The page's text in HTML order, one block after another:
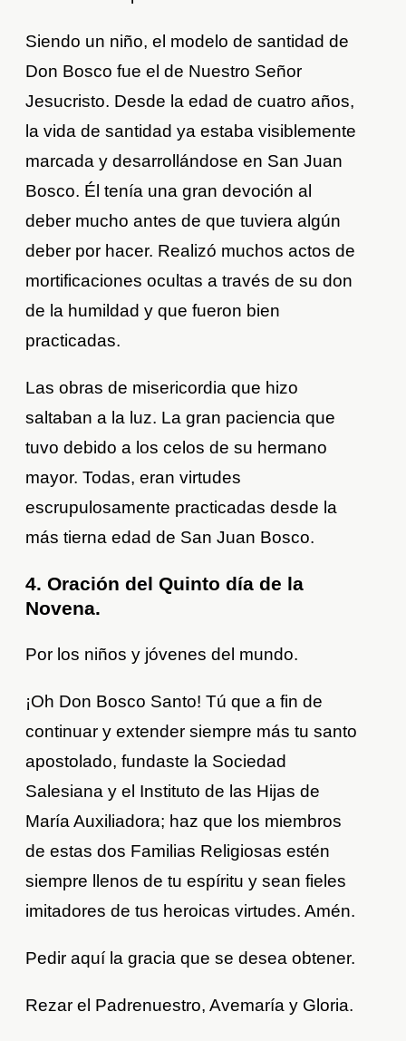
Siendo un niño, el modelo de santidad de
Don Bosco fue el de Nuestro Señor
Jesucristo. Desde la edad de cuatro años,
la vida de santidad ya estaba visiblemente
marcada y desarrollándose en San Juan
Bosco. Él tenía una gran devoción al
deber mucho antes de que tuviera algún
deber por hacer. Realizó muchos actos de
mortificaciones ocultas a través de su don
de la humildad y que fueron bien
practicadas.
Las obras de misericordia que hizo
saltaban a la luz. La gran paciencia que
tuvo debido a los celos de su hermano
mayor. Todas, eran virtudes
escrupulosamente practicadas desde la
más tierna edad de San Juan Bosco.
4. Oración del Quinto día de la
Novena.
Por los niños y jóvenes del mundo.
¡Oh Don Bosco Santo! Tú que a fin de
continuar y extender siempre más tu santo
apostolado, fundaste la Sociedad
Salesiana y el Instituto de las Hijas de
María Auxiliadora; haz que los miembros
de estas dos Familias Religiosas estén
siempre llenos de tu espíritu y sean fieles
imitadores de tus heroicas virtudes. Amén.
Pedir aquí la gracia que se desea obtener.
Rezar el Padrenuestro, Avemaría y Gloria.